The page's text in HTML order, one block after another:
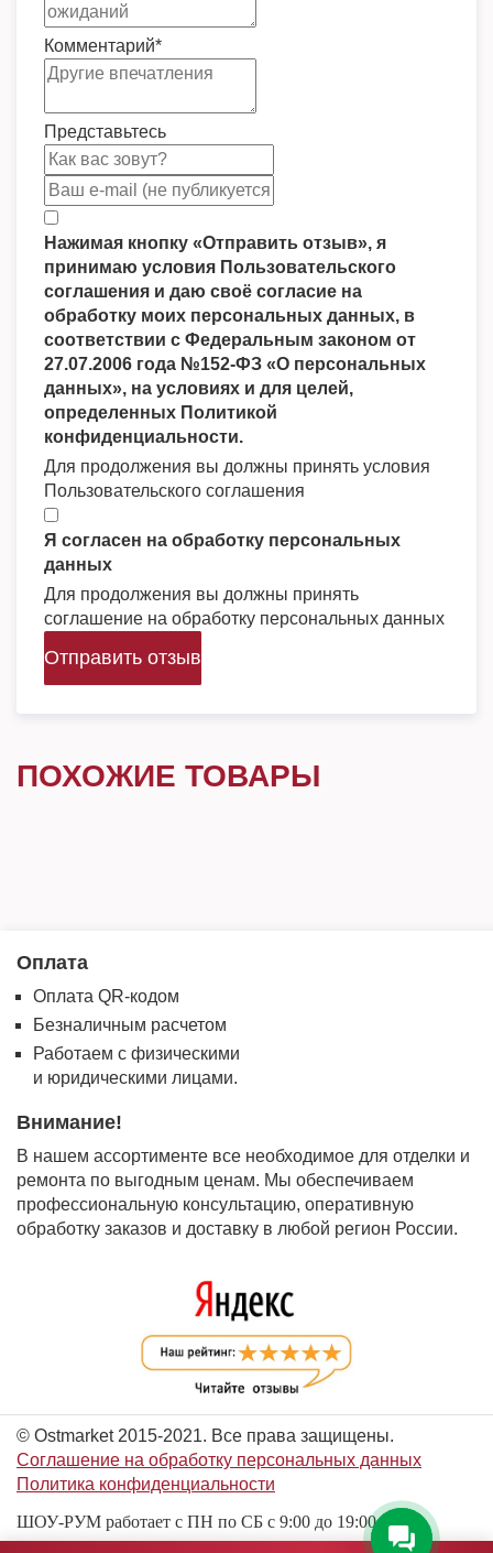
Комментарий*
Представьтесь
Нажимая кнопку «Отправить отзыв», я
принимаю условия Пользовательского
соглашения и даю своё согласие на
обработку моих персональных данных, в
соответствии с Федеральным законом от
27.07.2006 года №152-ФЗ «О персональных
данных», на условиях и для целей,
определенных Политикой
конфиденциальности.
Для продолжения вы должны принять условия
Пользовательского соглашения
Я согласен на обработку персональных
данных
Для продолжения вы должны принять
соглашение на обработку персональных данных
Отправить отзыв
ПОХОЖИЕ ТОВАРЫ
Оплата
Оплата QR-кодом
Безналичным расчетом
Работаем с физическими
и юридическими лицами.
Внимание!
В нашем ассортименте все необходимое для отделки и
ремонта по выгодным ценам. Мы обеспечиваем
профессиональную консультацию, оперативную
обработку заказов и доставку в любой регион России.
© Ostmarket 2015-2021. Все права защищены.
Соглашение на обработку персональных данных
Политика конфиденциальности
ШОУ-РУМ работает с ПН по СБ с 9:00 до 19:00